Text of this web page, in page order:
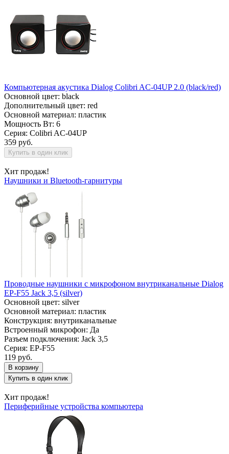
Компьютерная акустика Dialog Colibri AC-04UP 2.0 (black/red)
Основной цвет: black
Дополнительный цвет: red
Основной материал: пластик
Мощность Вт: 6
Серия: Colibri AC-04UP
359 руб.
Купить в один клик
Хит продаж!
Наушники и Bluetooth-гарнитуры
Проводные наушники с микрофоном внутриканальные Dialog
EP-F55 Jack 3,5 (silver)
Основной цвет: silver
Основной материал: пластик
Конструкция: внутриканальные
Встроенный микрофон: Да
Разъем подключения: Jack 3,5
Серия: EP-F55
119 руб.
В корзину
Купить в один клик
Хит продаж!
Периферийные устройства компьютера